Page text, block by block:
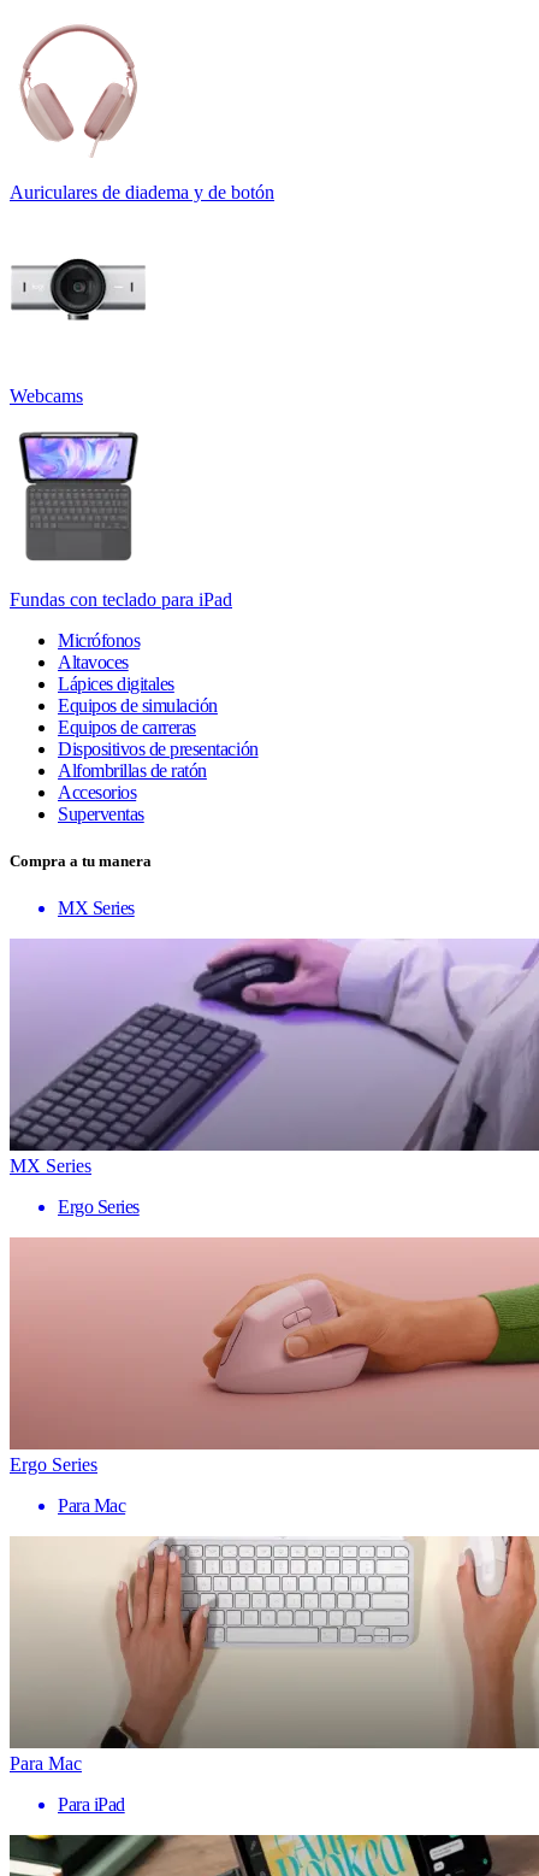
Auriculares de diadema y de botón
Webcams
Fundas con teclado para iPad
Micrófonos
Altavoces
Lápices digitales
Equipos de simulación
Equipos de carreras
Dispositivos de presentación
Alfombrillas de ratón
Accesorios
Superventas
Compra a tu manera
MX Series
MX Series
Ergo Series
Ergo Series
Para Mac
Para Mac
Para iPad